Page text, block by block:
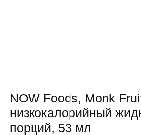
NOW Foods, Monk
низкокалорийный
порций, 53 мл